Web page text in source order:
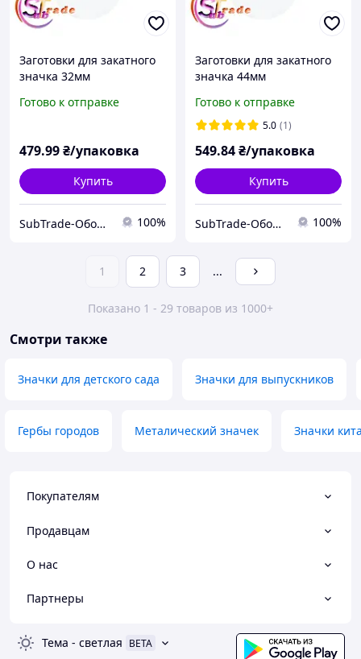
Заготовки для закатного
значка 32мм
Готово к отправке
479.99₴/упаковка
Купить
SubTrade-Оборудование и заготовки для сублимации 100%
Заготовки для закатного
значка 44мм
Готово к отправке
5.0 (1)
549.84₴/упаковка
Купить
SubTrade-Оборудование и заготовки для сублимации 100%
1 2 3 ...
Показано 1 - 29 товаров из 1000+
Смотри также
Значки для детского сада Значки для выпускников
Гербы городов Металический значек Значки
Покупателям
Продавцам
О нас
Партнеры
Тема - светлая BETA